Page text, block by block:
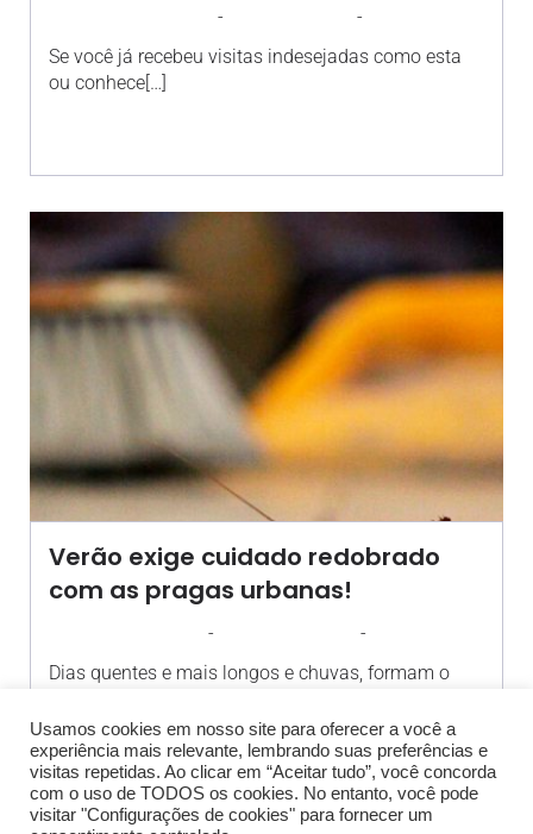
- -
Se você já recebeu visitas indesejadas como esta
ou conhece[…]
Verão exige cuidado redobrado
com as pragas urbanas!
- -
Dias quentes e mais longos e chuvas, formam o
Usamos cookies em nosso site para oferecer a você a
experiência mais relevante, lembrando suas preferências e
visitas repetidas. Ao clicar em “Aceitar tudo”, você concorda
com o uso de TODOS os cookies. No entanto, você pode
visitar "Configurações de cookies" para fornecer um